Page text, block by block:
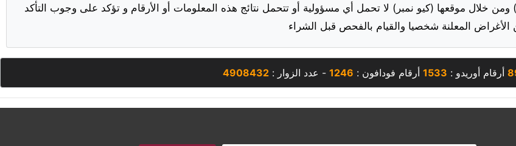
ومن خلال موقعها (كيو نمبر) لا تحمل أي مسؤولية أو تتحمل نتائج هذه المعلومات أو الأرقام و تؤكد على وجوب التأكد
أرقام أوريدو : 1533 أرقام فودافون : 1246 - عدد الزوار : 4908432